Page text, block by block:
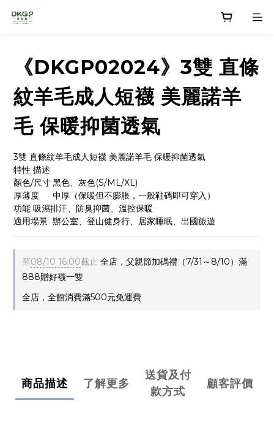
《DKGP02024》3雙 直條
紋羊毛成人短襪 美麗諾羊
毛 保暖抑菌透氣
3雙 直條紋羊毛成人短襪 美麗諾羊毛 保暖抑菌透氣
特性	描述
顏色/尺寸	黑色、灰色(S/ML/XL)
厚薄度	中厚（保暖但不膨脹，一般鞋碼即可穿入）
功能	吸濕排汗、防臭抑菌、溫控保暖
適用場景	辦公室、登山健身行、居家睡眠、出國旅遊
至08/10 16:00截止 全店，父親節加碼禮（7/31～8/10）滿
888贈好襪一雙
全店，全館消費滿500元免運費
商品描述 了解更多
送貨及付
款方式
顧客評價